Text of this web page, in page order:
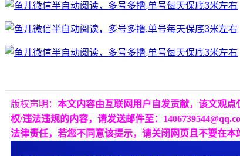
版权声明： 本文内容由互联网用户自发贡献，该文观
权/违法违规的内容，请发送邮件至：
法律责任，若您不同意该提示，请关闭网页且不要在